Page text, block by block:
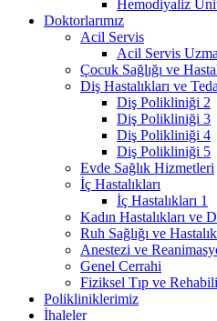
Hemodiyaliz
Doktorlarımız
Acil Servis
Acil Servis
Çocuk Sağlığı ve
Diş Hastalıkları ve
Diş Polikliniği 2
Diş Polikliniği 3
Diş Polikliniği 4
Diş Polikliniği 5
Evde Sağlık Hizmetleri
İç Hastalıkları
İç Hastalıkları 1
Kadın Hastalıkları ve
Ruh Sağlığı ve
Anestezi ve
Genel Cerrahi
Fiziksel Tıp ve
Polikliniklerimiz
İhaleler